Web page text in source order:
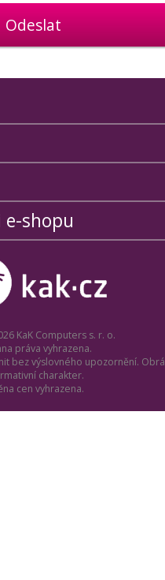
Odeslat
shopu
KaK Computers s. r. o.
práva vyhrazena.
bez výslovného upozornění.
charakter.
cen vyhrazena.